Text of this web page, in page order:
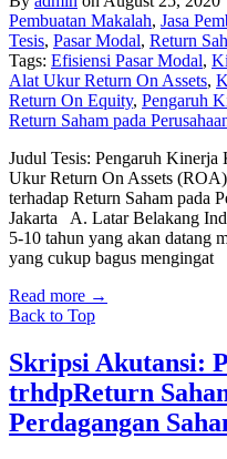
Pembuatan Makalah, Jasa
Tesis, Pasar Modal, Return
Tags: Efisiensi Pasar Modal,
Alat Ukur Return On Assets,
Return On Equity, Pengaruh
Return Saham pada
Judul Tesis: Pengaruh Kinerja
Ukur Return On Assets
terhadap Return Saham pada
Jakarta A. Latar Belakang
5-10 tahun yang akan datang
yang cukup bagus mengingat
Read more →
Back to Top
Skripsi Akutansi:
trhdpReturn
Perdagangan